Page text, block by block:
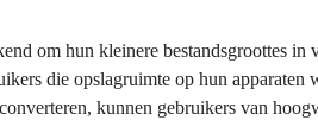
om hun kleinere bestandsgroottes
die opslagruimte op hun apparaten
kunnen gebruikers van